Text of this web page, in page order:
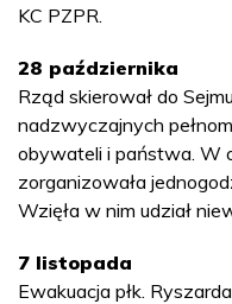
KC PZPR.
28 października
Rząd skierował do
nadzwyczajnych
obywateli i państwa. W
zorganizowała
Wzięła w nim udział
7 listopada
Ewakuacja płk.